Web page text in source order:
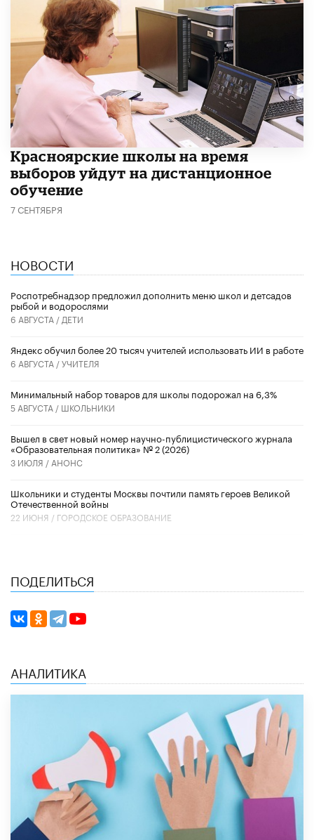
Красноярские школы на время
выборов уйдут на дистанционное
обучение
7 СЕНТЯБРЯ
НОВОСТИ
Роспотребнадзор предложил дополнить меню школ и детсадов
рыбой и водорослями
6 АВГУСТА / ДЕТИ
​Яндекс обучил более 20 тысяч учителей использовать ИИ в работе
6 АВГУСТА /УЧИТЕЛЯ
Минимальный набор товаров для школы подорожал на 6,3%
5 АВГУСТА / ШКОЛЬНИКИ
Вышел в свет новый номер научно-публицистического журнала
«Образовательная политика» № 2 (2026)
3 ИЮЛЯ / АНОНС
Школьники и студенты Москвы почтили память героев Великой
Отечественной войны
22 ИЮНЯ / ГОРОДСКОЕ ОБРАЗОВАНИЕ
ПОДЕЛИТЬСЯ
АНАЛИТИКА